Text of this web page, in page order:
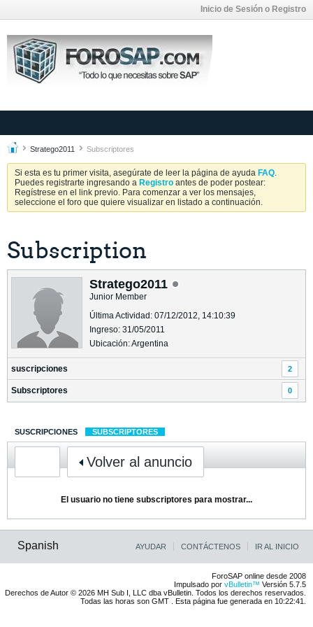
Inicio de Sesión o Registro
Stratego2011 Subscriptores
Si esta es tu primer visita, asegúrate de leer la página de ayuda FAQ.
Puedes registrarte ingresando a Registro antes de poder postear:
Regístrese en el link previo. Para comenzar a ver los mensajes,
seleccione el foro que quiere visualizar en listado a continuación.
Subscription
Stratego2011
Junior Member
Última Actividad: 07/12/2012, 14:10:39
Ingreso: 31/05/2011
Ubicación: Argentina
suscripciones 2
Subscriptores 0
SUSCRIPCIONES SUBSCRIPTORES
Volver al anuncio
El usuario no tiene subscriptores para mostrar...
Spanish AYUDAR CONTÁCTENOS IR AL INICIO
ForoSAP online desde 2008
Impulsado por vBulletin™ Versión 5.7.5
Derechos de Autor © 2026 MH Sub I, LLC dba vBulletin. Todos los derechos reservados.
Todas las horas son GMT . Esta página fue generada en 10:22:41.